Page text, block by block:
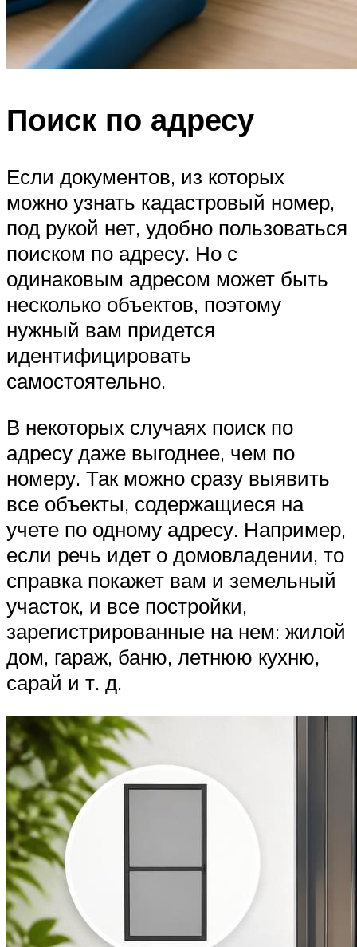
Поиск по адресу
Если документов, из которых
можно узнать кадастровый номер,
под рукой нет, удобно пользоваться
поиском по адресу. Но с
одинаковым адресом может быть
несколько объектов, поэтому
нужный вам придется
идентифицировать
самостоятельно.
В некоторых случаях поиск по
адресу даже выгоднее, чем по
номеру. Так можно сразу выявить
все объекты, содержащиеся на
учете по одному адресу. Например,
если речь идет о домовладении, то
справка покажет вам и земельный
участок, и все постройки,
зарегистрированные на нем: жилой
дом, гараж, баню, летнюю кухню,
сарай и т. д.